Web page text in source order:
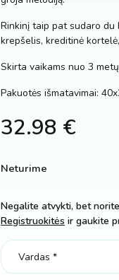
Rinkinį taip pat sudaro
krepšelis, kreditinė
Skirta vaikams nuo 3
Pakuotės išmatavimai:
32.98 €
Neturime
Negalite atvykti, bet
Registruokitės ir gaukite